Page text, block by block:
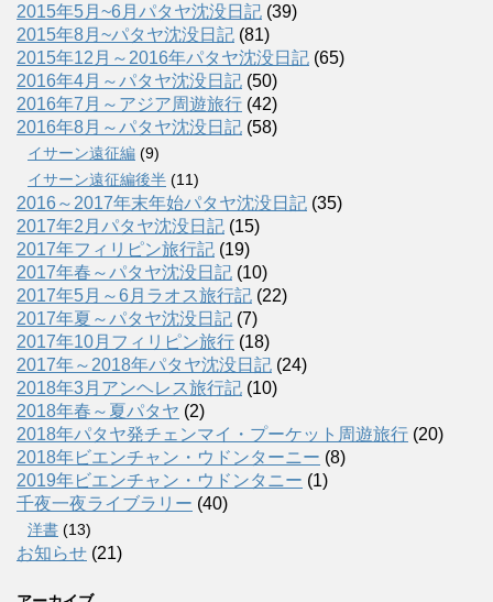
2015年5月~6月パタヤ沈没日記 (39)
2015年8月~パタヤ沈没日記 (81)
2015年12月～2016年パタヤ沈没日記 (65)
2016年4月～パタヤ沈没日記 (50)
2016年7月～アジア周遊旅行 (42)
2016年8月～パタヤ沈没日記 (58)
イサーン遠征編 (9)
イサーン遠征編後半 (11)
2016～2017年末年始パタヤ沈没日記 (35)
2017年2月パタヤ沈没日記 (15)
2017年フィリピン旅行記 (19)
2017年春～パタヤ沈没日記 (10)
2017年5月～6月ラオス旅行記 (22)
2017年夏～パタヤ沈没日記 (7)
2017年10月フィリピン旅行 (18)
2017年～2018年パタヤ沈没日記 (24)
2018年3月アンヘレス旅行記 (10)
2018年春～夏パタヤ (2)
2018年パタヤ発チェンマイ・プーケット周遊旅行 (20)
2018年ビエンチャン・ウドンターニー (8)
2019年ビエンチャン・ウドンタニー (1)
千夜一夜ライブラリー (40)
洋書 (13)
お知らせ (21)